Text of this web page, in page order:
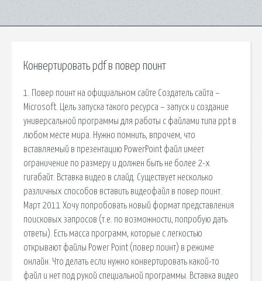
Конвертировать pdf в повер поинт
1. Повер поинт на официальном сайте Создатель сайта –
Microsoft. Цель запуска такого ресурса – запуск и создание
универсальной программы для работы с файлами типа ppt в
любом месте мира. Нужно помнить, впрочем, что
вставляемый в презентацию PowerPoint файл имеет
ограничение по размеру и должен быть не более 2-х
гигабайт. Вставка видео в слайд. Существует несколько
различных способов вставить видеофайл в повер поинт.
Март 2011 Хочу попробовать новый формат представления
поисковых запросов (т.е. по возможности, попробую дать
ответы). Есть масса программ, которые с легкостью
открывают файлы Power Point (повер поинт) в режиме
онлайн. Что делать если нужно конвертировать какой-то
файл и нет под рукой специальной программы. Вставка видео